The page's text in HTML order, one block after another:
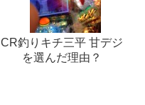
CR釣りキチ三平 甘デジ
を選んだ理由？